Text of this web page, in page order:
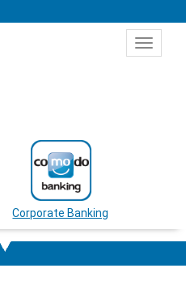
Toggle
Corporate Banking